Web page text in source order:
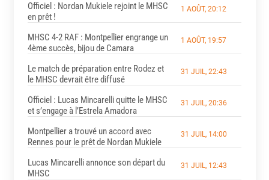
Officiel : Nordan Mukiele rejoint le MHSC
en prêt !
1 AOÛT, 20:12
MHSC 4-2 RAF : Montpellier engrange un
4ème succès, bijou de Camara
1 AOÛT, 19:57
Le match de préparation entre Rodez et
le MHSC devrait être diffusé
31 JUIL, 22:43
Officiel : Lucas Mincarelli quitte le MHSC
et s’engage à l’Estrela Amadora
31 JUIL, 20:36
Montpellier a trouvé un accord avec
Rennes pour le prêt de Nordan Mukiele
31 JUIL, 14:00
Lucas Mincarelli annonce son départ du
MHSC
31 JUIL, 12:43